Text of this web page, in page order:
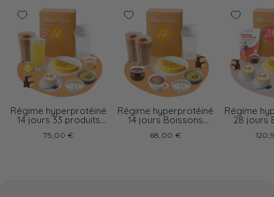
Régime hyperprotéiné
14 jours 33 produits
75,00 €
Régime hyperprotéiné
14 jours Boissons
68,00 €
Régime
28 jours